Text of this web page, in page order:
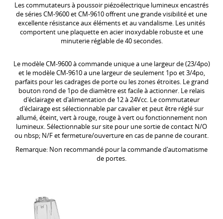
Les commutateurs à poussoir piézoélectrique lumineux encastrés
de séries CM-9600 et CM-9610 offrent une grande visibilité et une
excellente résistance aux éléments et au vandalisme. Les unités
comportent une plaquette en acier inoxydable robuste et une
minuterie réglable de 40 secondes.
Le modèle CM-9600 à commande unique a une largeur de (23/4po)
et le modèle CM-9610 a une largeur de seulement 1po et 3/4po,
parfaits pour les cadrages de porte ou les zones étroites. Le grand
bouton rond de 1po de diamètre est facile à actionner. Le relais
d'éclairage et d'alimentation de 12 à 24Vcc. Le commutateur
d'éclairage est sélectionnable par cavalier et peut être réglé sur
allumé, éteint, vert à rouge, rouge à vert ou fonctionnement non
lumineux. Sélectionnable sur site pour une sortie de contact N/O
ou nbsp; N/F et fermeture/ouverture en cas de panne de courant.
Remarque: Non recommandé pour la commande d'automatisme
de portes.